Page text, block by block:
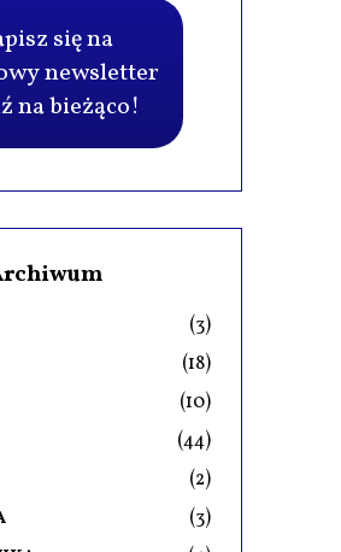
się na
newsletter
na bieżąco!
(3)
(18)
(10)
(44)
(2)
(3)